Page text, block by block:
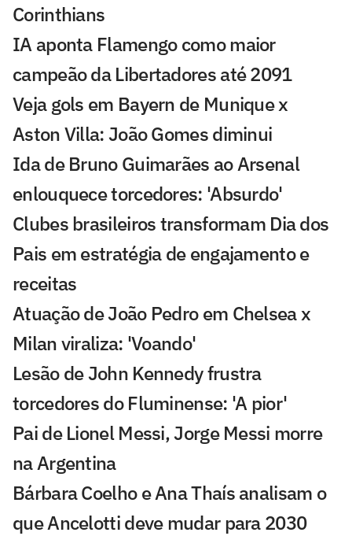
Corinthians
IA aponta Flamengo como maior
campeão da Libertadores até 2091
Veja gols em Bayern de Munique x
Aston Villa: João Gomes diminui
Ida de Bruno Guimarães ao Arsenal
enlouquece torcedores: 'Absurdo'
Clubes brasileiros transformam Dia dos
Pais em estratégia de engajamento e
receitas
Atuação de João Pedro em Chelsea x
Milan viraliza: 'Voando'
Lesão de John Kennedy frustra
torcedores do Fluminense: 'A pior'
Pai de Lionel Messi, Jorge Messi morre
na Argentina
Bárbara Coelho e Ana Thaís analisam o
que Ancelotti deve mudar para 2030